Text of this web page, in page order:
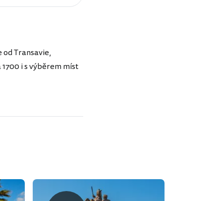
Transavie,
i s výběrem míst